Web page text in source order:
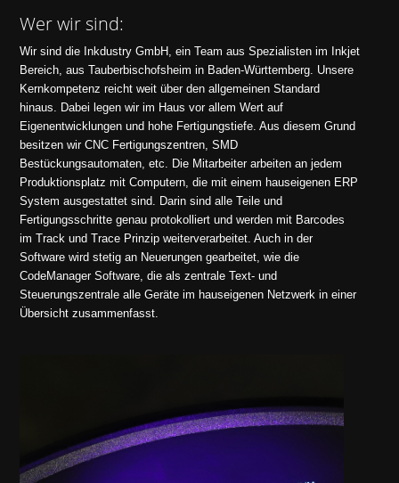
Wer wir sind:
Wir sind die Inkdustry GmbH, ein Team aus Spezialisten im Inkjet
Bereich, aus Tauberbischofsheim in Baden-Württemberg. Unsere
Kernkompetenz reicht weit über den allgemeinen Standard
hinaus. Dabei legen wir im Haus vor allem Wert auf
Eigenentwicklungen und hohe Fertigungstiefe. Aus diesem Grund
besitzen wir CNC Fertigungszentren, SMD
Bestückungsautomaten, etc. Die Mitarbeiter arbeiten an jedem
Produktionsplatz mit Computern, die mit einem hauseigenen ERP
System ausgestattet sind. Darin sind alle Teile und
Fertigungsschritte genau protokolliert und werden mit Barcodes
im Track und Trace Prinzip weiterverarbeitet. Auch in der
Software wird stetig an Neuerungen gearbeitet, wie die
CodeManagerSoftware, die als zentrale Text- und
Steuerungszentrale alle Geräte im hauseigenen Netzwerk in einer
Übersicht zusammenfasst.